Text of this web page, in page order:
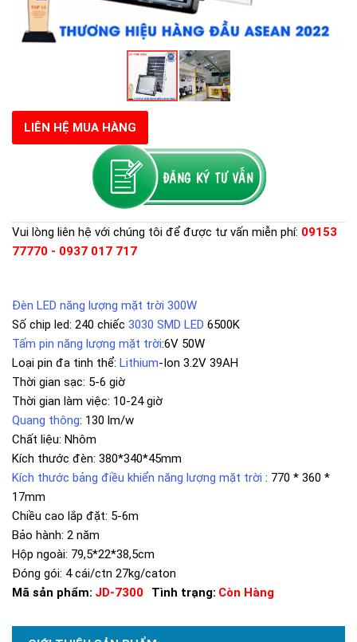
LIÊN HỆ MUA HÀNG
Vui lòng liên hệ với chúng tôi để được tư vấn miễn phí: 09153
77770 - 0937 017 717
Đèn LED năng lượng mặt trời 300W
Số chip led: 240 chiếc 3030 SMD LED 6500K
Tấm pin năng lượng mặt trời:6V 50W
Loại pin đa tinh thể: Lithium-Ion 3.2V 39AH
Thời gian sạc: 5-6 giờ
Thời gian làm việc: 10-24 giờ
Quang thông: 130 lm/w
Chất liệu: Nhôm
Kích thước đèn: 380*340*45mm
Kích thước bảng điều khiển năng lượng mặt trời : 770 * 360 *
17mm
Chiều cao lắp đặt: 5-6m
Bảo hành: 2 năm
Hộp ngoài: 79,5*22*38,5cm
Đóng gói: 4 cái/ctn 27kg/caton
Mã sản phẩm: JD-7300 Tình trạng: Còn Hàng